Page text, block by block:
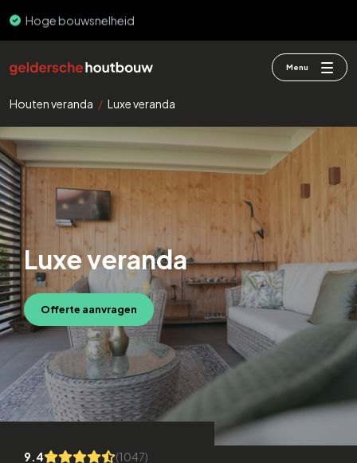
PEFC & FSC
Menu
Houten veranda / Luxe veranda
Luxe veranda
Offerte aanvragen
9.4 (1047)